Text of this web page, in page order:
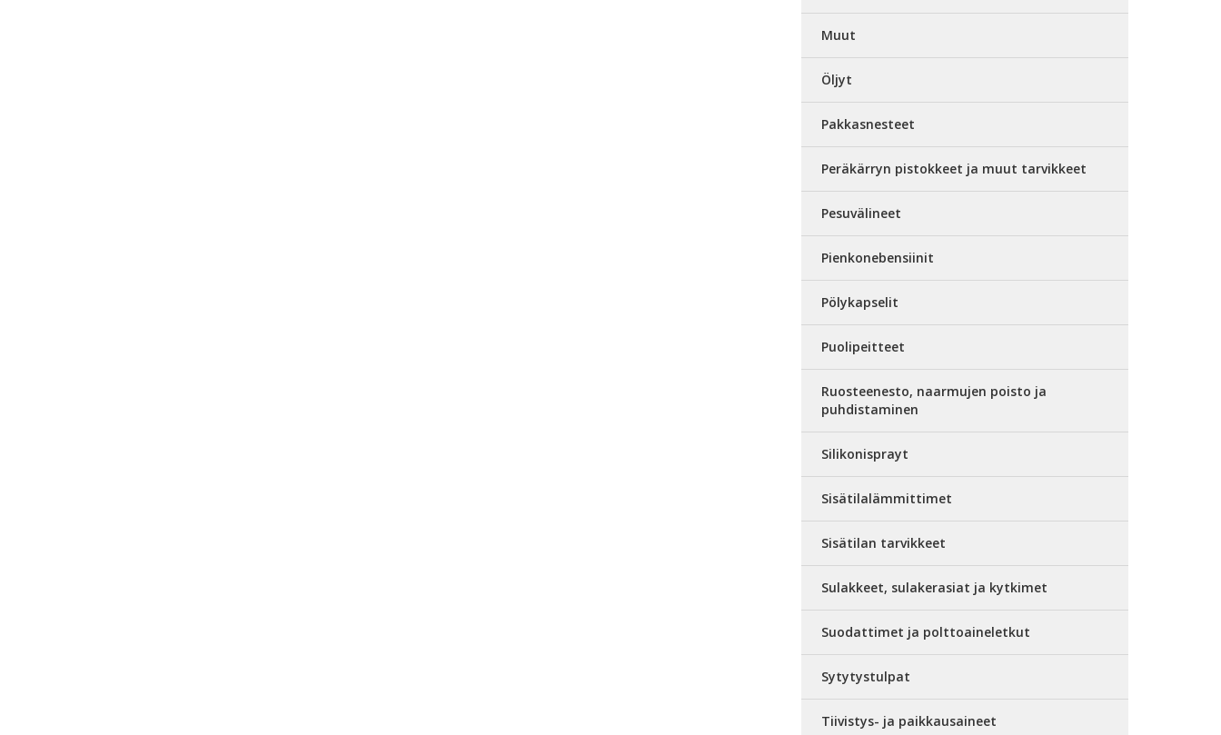
Muut
Öljyt
Pakkasnesteet
Peräkärryn pistokkeet ja muut tarvikkeet
Pesuvälineet
Pienkonebensiinit
Pölykapselit
Puolipeitteet
Ruosteenesto, naarmujen poisto ja
puhdistaminen
Silikonisprayt
Sisätilalämmittimet
Sisätilan tarvikkeet
Sulakkeet, sulakerasiat ja kytkimet
Suodattimet ja polttoaineletkut
Sytytystulpat
Tiivistys- ja paikkausaineet